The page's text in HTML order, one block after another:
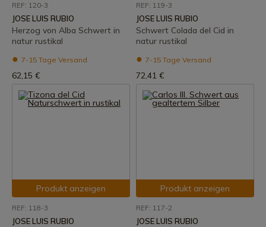
REF: 120-3
JOSE LUIS RUBIO
Herzog von Alba Schwert in
natur rustikal
7-15 Tage Versand
62,15 €
REF: 119-3
JOSE LUIS RUBIO
Schwert Colada del Cid in
natur rustikal
7-15 Tage Versand
72,41 €
Produkt anzeigen
REF: 118-3
JOSE LUIS RUBIO
Produkt anzeigen
REF: 117-2
JOSE LUIS RUBIO